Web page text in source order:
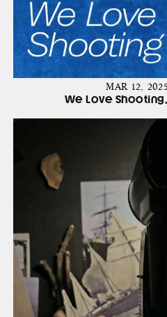
MAR 12,
We Love